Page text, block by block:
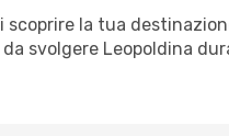
la tua
svolgere Leopoldina